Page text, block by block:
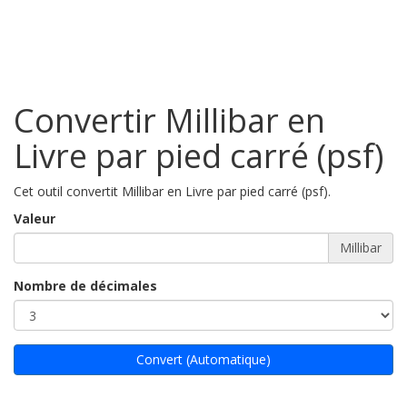
Convertir Millibar en
Livre par pied carré (psf)
Cet outil convertit Millibar en Livre par pied carré (psf).
Valeur
Millibar
Nombre de décimales
Convert (Automatique)